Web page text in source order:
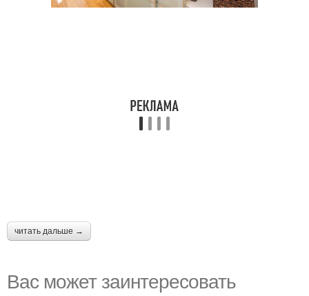
читать дальше →
Вас может заинтересовать